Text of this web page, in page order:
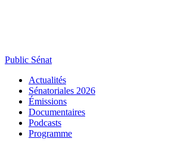
Public Sénat
Actualités
Sénatoriales 2026
Émissions
Documentaires
Podcasts
Programme